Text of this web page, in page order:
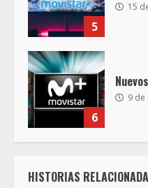
5
15
6
9 de
HISTORIAS